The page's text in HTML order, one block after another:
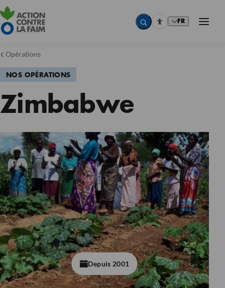
FR
Opérations
NOS OPÉRATIONS
Zimbabwe
Depuis 2001